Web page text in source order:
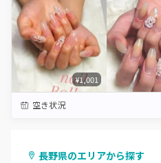
¥1,001
空き状況
長野県のエリアから探す